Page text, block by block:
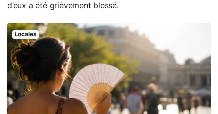
d’eux a été grièvement blessé.
Locales